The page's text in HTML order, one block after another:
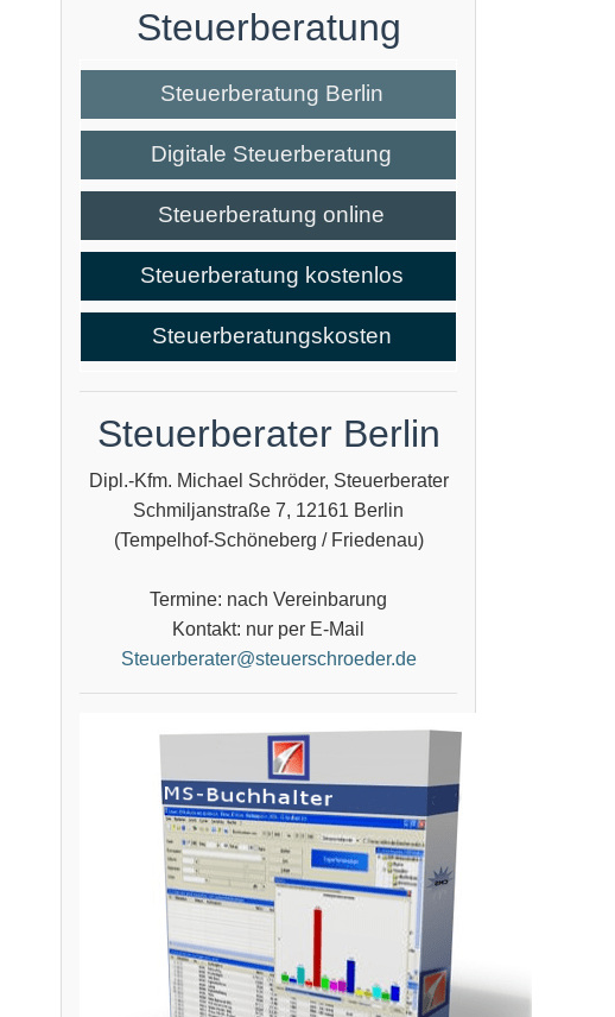
Steuerberatung
Steuerberatung Berlin
Digitale Steuerberatung
Steuerberatung online
Steuerberatung kostenlos
Steuerberatungskosten
Steuerberater Berlin
Dipl.-Kfm. Michael Schröder, Steuerberater
Schmiljanstraße 7, 12161 Berlin
(Tempelhof-Schöneberg / Friedenau)
Termine: nach Vereinbarung
Kontakt: nur per E-Mail
Steuerberater@steuerschroeder.de